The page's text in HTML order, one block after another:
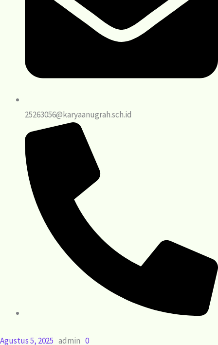
25263056@karyaanugrah.sch.id
Agustus 5, 2025 admin 0